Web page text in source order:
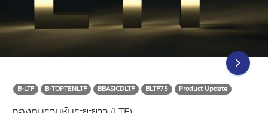
B-LTF B-TOPTENLTF BBASICDLTF BLTF75 Product Update